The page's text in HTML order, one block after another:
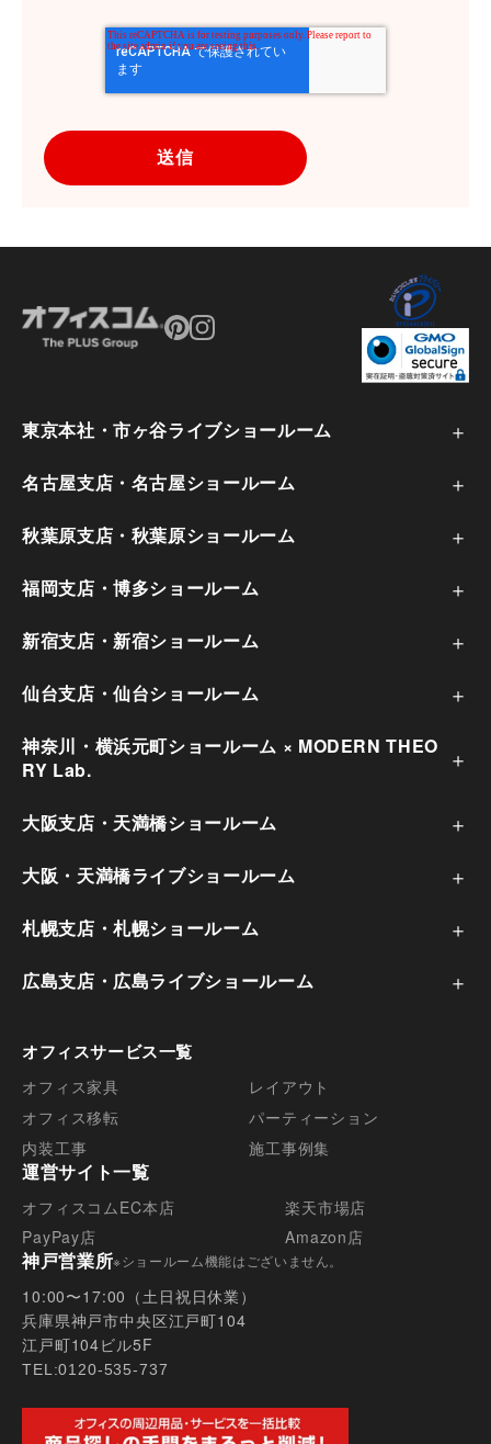
合、個人情報保護水準の高い委託先を選定
し、個人情報の適正管理・機密保持につい
用目的の通知、開示、内容の訂正・追加・
削除、利用の停止または消去、第三者への
提供の停止）に関して、下記の当社問合わ
せ窓口に申し出ることができます。その
際、当社はお客様ご本人を確認させていた
【お問合せ窓口】 オフィスコム株式会社
個人情報問合せ窓口 〒102-0073 東京都
7F
メールアドレス：
ocprivacy@officecom.co.jp
TEL：03-6833-0000 （受付時間10:00～
17:00※）
ンウィーク期間は翌営業日以降の対応とさ
せていただきます。
れるかどうかは任意によるものです。ただ
し、必要な項目をいただけない場合、適切
な対応ができない場合があります。
東京本社・市ヶ谷ライブショールーム
名古屋支店・名古屋ショールーム
秋葉原支店・秋葉原ショールーム
福岡支店・博多ショールーム
新宿支店・新宿ショールーム
仙台支店・仙台ショールーム
神奈川・横浜元町ショールーム × MODERN THEO
RY Lab.
大阪支店・天満橋ショールーム
大阪・天満橋ライブショールーム
札幌支店・札幌ショールーム
広島支店・広島ライブショールーム
オフィスサービス一覧
オフィス家具
レイアウト
オフィス移転
パーティーション
内装工事
施工事例集
運営サイト一覧
オフィスコムEC本店
楽天市場店
PayPay店
Amazon店
神戸営業所※ショールーム機能はございません。
10:00〜17:00（土日祝日休業）
兵庫県神戸市中央区江戸町104
江戸町104ビル5F
TEL:0120-535-737